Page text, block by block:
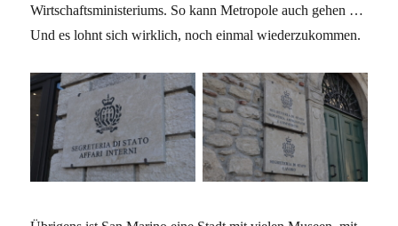
Wirtschaftsministeriums. So kann Metropole auch gehen …
Und es lohnt sich wirklich, noch einmal wiederzukommen.